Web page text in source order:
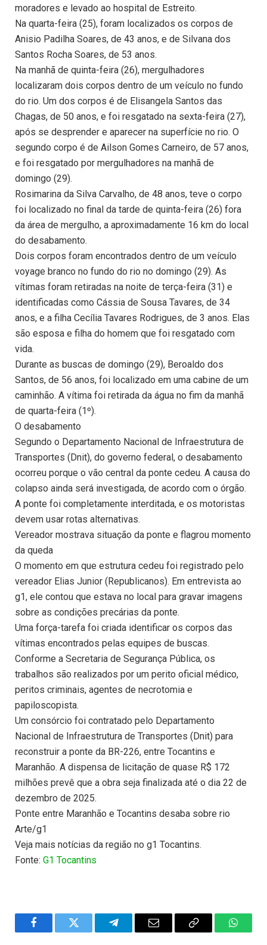
moradores e levado ao hospital de Estreito.
Na quarta-feira (25), foram localizados os corpos de
Anisio Padilha Soares, de 43 anos, e de Silvana dos
Santos Rocha Soares, de 53 anos.
Na manhã de quinta-feira (26), mergulhadores
localizaram dois corpos dentro de um veículo no fundo
do rio. Um dos corpos é de Elisangela Santos das
Chagas, de 50 anos, e foi resgatado na sexta-feira (27),
após se desprender e aparecer na superfície no rio. O
segundo corpo é de Ailson Gomes Carneiro, de 57 anos,
e foi resgatado por mergulhadores na manhã de
domingo (29).
Rosimarina da Silva Carvalho, de 48 anos, teve o corpo
foi localizado no final da tarde de quinta-feira (26) fora
da área de mergulho, a aproximadamente 16 km do local
do desabamento.
Dois corpos foram encontrados dentro de um veículo
voyage branco no fundo do rio no domingo (29). As
vítimas foram retiradas na noite de terça-feira (31) e
identificadas como Cássia de Sousa Tavares, de 34
anos, e a filha Cecília Tavares Rodrigues, de 3 anos. Elas
são esposa e filha do homem que foi resgatado com
vida.
Durante as buscas de domingo (29), Beroaldo dos
Santos, de 56 anos, foi localizado em uma cabine de um
caminhão. A vítima foi retirada da água no fim da manhã
de quarta-feira (1º).
O desabamento
Segundo o Departamento Nacional de Infraestrutura de
Transportes (Dnit), do governo federal, o desabamento
ocorreu porque o vão central da ponte cedeu. A causa do
colapso ainda será investigada, de acordo com o órgão.
A ponte foi completamente interditada, e os motoristas
devem usar rotas alternativas.
Vereador mostrava situação da ponte e flagrou momento
da queda
O momento em que estrutura cedeu foi registrado pelo
vereador Elias Junior (Republicanos). Em entrevista ao
g1, ele contou que estava no local para gravar imagens
sobre as condições precárias da ponte.
Uma força-tarefa foi criada identificar os corpos das
vítimas encontrados pelas equipes de buscas.
Conforme a Secretaria de Segurança Pública, os
trabalhos são realizados por um perito oficial médico,
peritos criminais, agentes de necrotomia e
papiloscopista.
Um consórcio foi contratado pelo Departamento
Nacional de Infraestrutura de Transportes (Dnit) para
reconstruir a ponte da BR-226, entre Tocantins e
Maranhão. A dispensa de licitação de quase R$ 172
milhões prevê que a obra seja finalizada até o dia 22 de
dezembro de 2025.
Ponte entre Maranhão e Tocantins desaba sobre rio
Arte/g1
Veja mais notícias da região no g1 Tocantins.
Fonte: G1 Tocantins
FacebookTwitter TelegramEmail Copy